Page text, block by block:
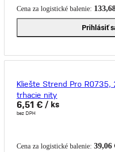
Cena za logistické balenie:
Prihlásiť
Kliešte Strend Pro
trhacie nity
6,51 € / ks
bez DPH
Cena za logistické balenie: 39,06